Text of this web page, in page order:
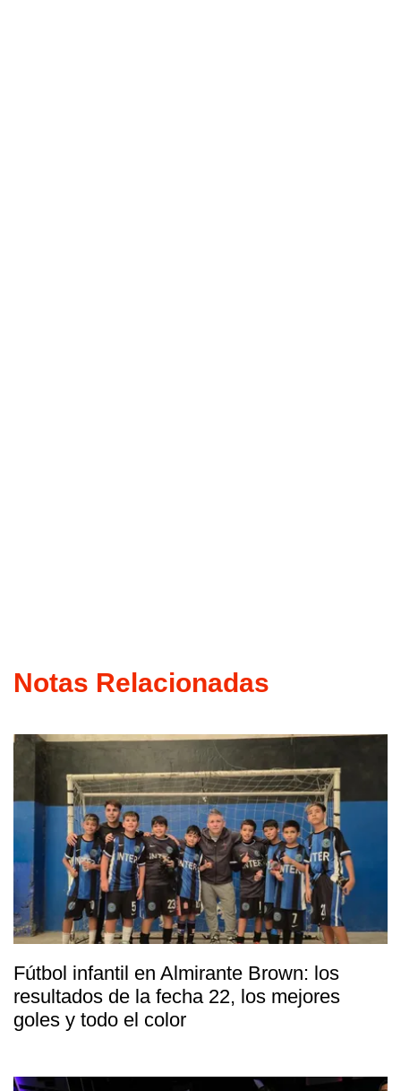
Notas Relacionadas
Fútbol infantil en Almirante Brown: los
resultados de la fecha 22, los mejores
goles y todo el color